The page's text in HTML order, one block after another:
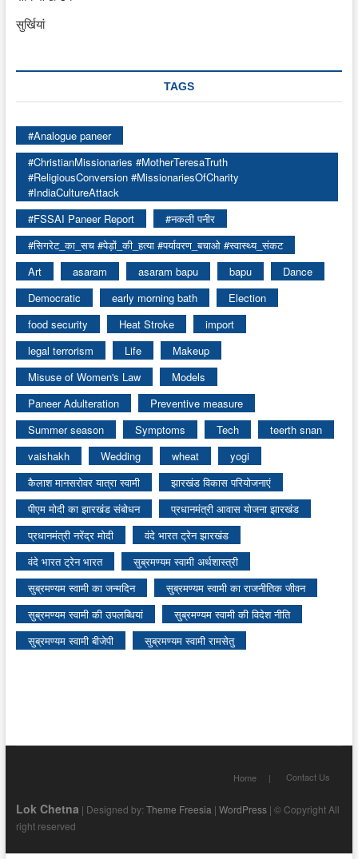
सुर्खियां
TAGS
#Analogue paneer
#ChristianMissionaries #MotherTeresaTruth
#ReligiousConversion #MissionariesOfCharity
#IndiaCultureAttack
#FSSAI Paneer Report
#नकली पनीर
#सिगरेट_का_सच #पेड़ों_की_हत्या #पर्यावरण_बचाओ #स्वास्थ्य_संकट
Art
asaram asaram bapu bapu
Dance
Democratic
early morning bath
Election
food security
Heat Stroke
import
legal terrorism
Life
Makeup
Misuse of Women's Law
Models
Paneer Adulteration
Preventive measure
Summer season
Symptoms Tech
teerth snan
vaishakh
Wedding wheat
yogi
कैलाश मानसरोवर यात्रा स्वामी
झारखंड विकास परियोजनाएं
पीएम मोदी का झारखंड संबोधन
प्रधानमंत्री आवास योजना झारखंड
प्रधानमंत्री नरेंद्र मोदी
वंदे भारत ट्रेन झारखंड
वंदे भारत ट्रेन भारत
सुब्रमण्यम स्वामी अर्थशास्त्री
सुब्रमण्यम स्वामी का जन्मदिन
सुब्रमण्यम स्वामी का राजनीतिक जीवन
सुब्रमण्यम स्वामी की उपलब्धियां
सुब्रमण्यम स्वामी की विदेश नीति
सुब्रमण्यम स्वामी बीजेपी
सुब्रमण्यम स्वामी रामसेतु
Home Contact Us
Lok Chetna | Designed by: Theme Freesia | WordPress| © Copyright All
right reserved